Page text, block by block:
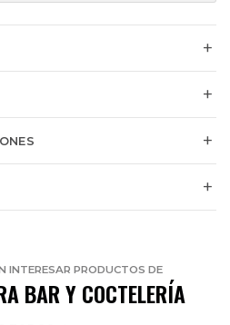
INTERESAR PRODUCTOS DE
BAR Y COCTELERÍA